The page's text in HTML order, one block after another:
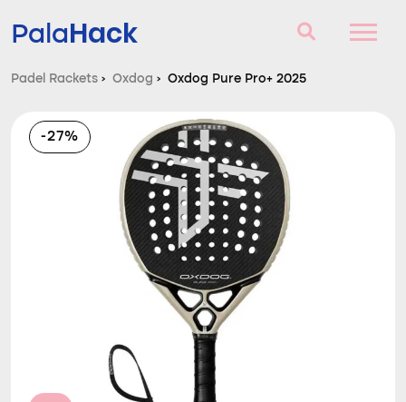
PalaHack
Vragen en antwoorden
Vergelijker
Padel Rackets › Oxdog › Oxdog Pure Pro+ 2025
-27%